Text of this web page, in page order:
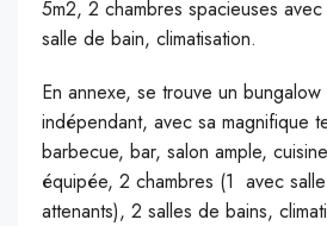
5m2, 2 chambres spacieuses
salle de bain, climatisation.
En annexe, se trouve un bungalow
indépendant, avec sa magnifique
barbecue, bar, salon ample,
équipée, 2 chambres (1 avec
attenants), 2 salles de bains,